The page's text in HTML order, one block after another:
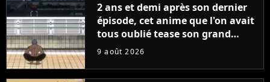
2 ans et demi après son dernier
épisode, cet anime que l'on avait
tous oublié tease son grand
retour
9 août 2026